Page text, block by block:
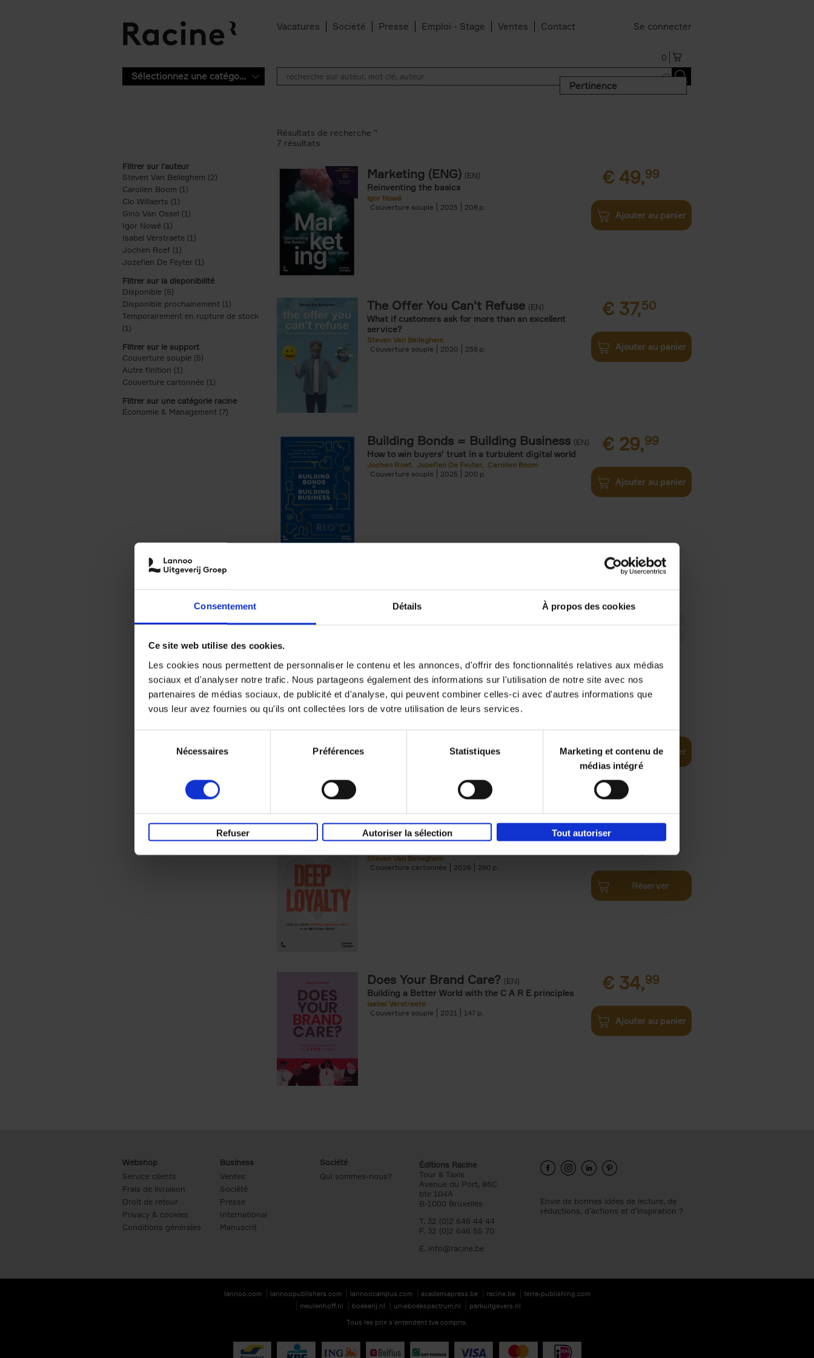
Consentement Détails À propos des cookies
Ce site web utilise des cookies.
Les cookies nous permettent de personnaliser le contenu et les annonces, d'offrir des fonctionnalités relatives aux médias
sociaux et d'analyser notre trafic. Nous partageons également des informations sur l'utilisation de notre site avec nos
partenaires de médias sociaux, de publicité et d'analyse, qui peuvent combiner celles-ci avec d'autres informations que
vous leur avez fournies ou qu'ils ont collectées lors de votre utilisation de leurs services.
Nécessaires Préférences Statistiques
Marketing et contenu de
médias intégré
Refuser Autoriser la sélection Tout autoriser
Vacatures Société Presse Emploi - Stage Ventes Contact Se connecter
0
Sélectionnez une catégorie
Pertinence
Filtrer sur l'auteur
Steven Van Belleghem (2) Apply Steven Van Belleghem filter
Carolien Boom (1)
Clo Willaerts (1)
Gino Van Ossel (1)
Igor Nowé (1)
Isabel Verstraete (1) Apply Isabel Verstraete filter
Jochen Roef (1)
Jozefien De Feyter (1) Apply Jozefien De Feyter filter
Filtrer sur la disponibilité
Disponible (5)
Disponible prochainement (1) Apply Disponible prochainement filter
Temporairement en rupture de stock
(1) Apply Temporairement en rupture de stock filter
Filtrer sur le support
Couverture souple (5) Apply Couverture souple filter
Autre finition (1)
Couverture cartonnée (1)
Filtrer sur une catégorie racine
Économie & Management (7) Apply Économie & Management filter
Résultats de recherche ''
7 résultats
Marketing (ENG) (EN)
Reinventing the basics
Igor Nowé
Couverture souple
2025 208
€ 49,99
Ajouter au panier
The Offer You Can't Refuse (EN)
What if customers ask for more than an excellent
service?
Steven Van Belleghem
Couverture souple
2020 256
€ 37,50
Ajouter au panier
Building Bonds = Building Business (EN)
How to win buyers’ trust in a turbulent digital world
Jochen Roef Jozefien De Feyter
Carolien Boom
Couverture souple
2025 200
€ 29,99
Ajouter au panier
Hysteria (EN)
Develop and Implement a Winning Strategy as a
Gino Van Ossel
29,99
Digital marketing like a PRO -
completely revised edition (EN)
Ajouter au panier
Deep Loyalty (ENG)
Steven Van Belleghem
Couverture cartonnée
2026 260
€34,99
Réserver
Does Your Brand Care? (EN)
Building a Better World with the C A R E principles
Isabel Verstraete
Couverture souple
2021 147
€ 34,99
Ajouter au panier
Webshop
Service clients
Frais de livraison
Droit de retour
Privacy & cookies
Conditions générales
Business
Ventes
Société
Presse
International
Manuscrit
Société
Qui sommes-nous?
Éditions Racine
Tour & Taxis
Avenue du Port, 86C
bte 104A
B-1000 Bruxelles
T. 32 (0)2 646 44 44
F. 32 (0)2 646 55 70
E. info@racine.be
Envie de bonnes idées de lecture, de
réductions, d’actions et d’inspiration ?
lannoo.com lannoopublishers.com lannoocampus.com academiapress.be racine.be
terra-publishing.com
meulenhoff.nl
boekerij.nl unieboekspectrum.nl
parkuitgevers.nl
Tous les prix s’entendent tva compris.